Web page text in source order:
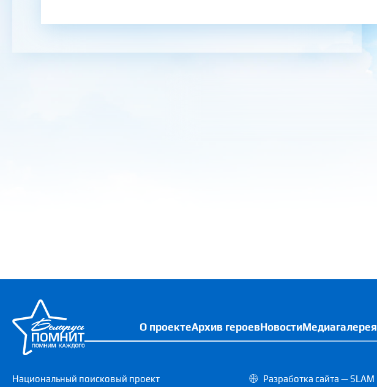
О проектеАрхив героевНовостиМедиагалерея
Национальный поисковый проект
Разработка сайта — SLAM